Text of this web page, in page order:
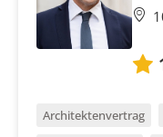
Architektenvertrag